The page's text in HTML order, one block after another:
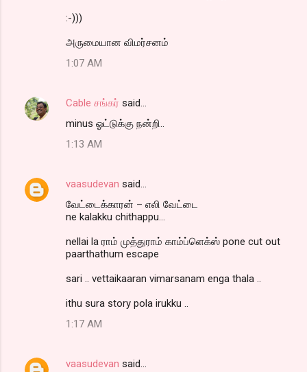
:-)))
அருமையான விமர்சனம்
1:07 AM
Cable சங்கர் said…
minus ஓட்டுக்கு நன்றி..
1:13 AM
vaasudevan said…
வேட்டைக்காரன் – எலி வேட்டை
ne kalakku chithappu...
nellai la ராம் முத்துராம் காம்ப்ளெக்ஸ் pone cut out
paarthathum escape
sari .. vettaikaaran vimarsanam enga thala ..
ithu sura story pola irukku ..
1:17 AM
vaasudevan said…